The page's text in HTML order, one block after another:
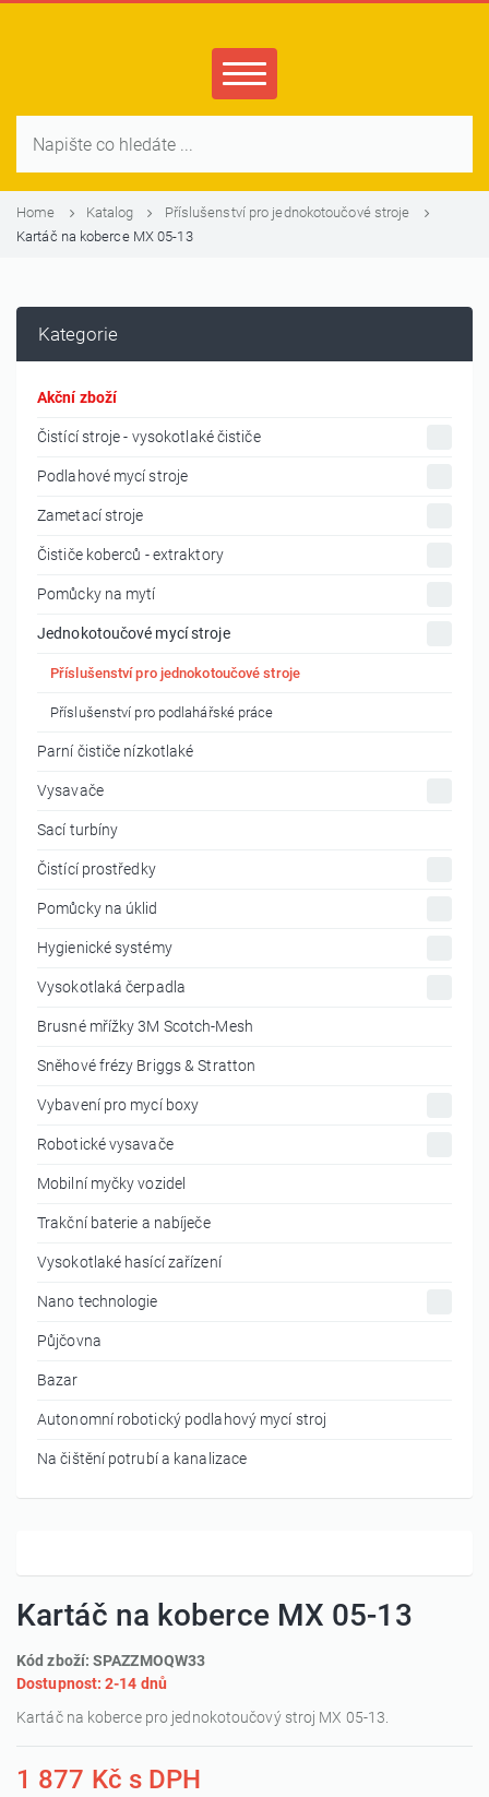
Home Katalog
Příslušenství pro jednokotoučové stroje
Kartáč na koberce MX 05-13
Kategorie
Akční zboží
Čistící stroje - vysokotlaké čističe
Podlahové mycí stroje
Zametací stroje
Čističe koberců - extraktory
Pomůcky na mytí
Jednokotoučové mycí stroje
Příslušenství pro jednokotoučové stroje
Příslušenství pro podlahářské práce
Parní čističe nízkotlaké
Vysavače
Sací turbíny
Čistící prostředky
Pomůcky na úklid
Hygienické systémy
Vysokotlaká čerpadla
Brusné mřížky 3M Scotch-Mesh
Sněhové frézy Briggs & Stratton
Vybavení pro mycí boxy
Robotické vysavače
Mobilní myčky vozidel
Trakční baterie a nabíječe
Vysokotlaké hasící zařízení
Nano technologie
Půjčovna
Bazar
Autonomní robotický podlahový mycí stroj
Na čištění potrubí a kanalizace
Kartáč na koberce MX 05-13
Kód zboží: SPAZZMOQW33
Dostupnost: 2-14 dnů
Kartáč na koberce pro jednokotoučový stroj MX 05-13.
1 877 Kč s DPH